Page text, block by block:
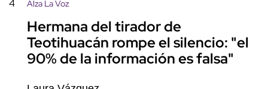
4 Alza La Voz
Hermana del tirador de
Teotihuacán rompe el silencio: "el
90% de la información es falsa"